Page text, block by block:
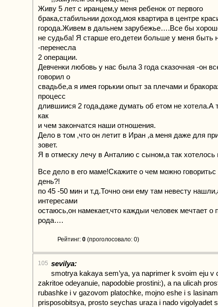
Живу 5 лет с иранцем,у меня ребенок от первого
брака,стабильнии доход,моя квартира в центре
города.Живем в дальнем зарубежье….Все бы
не судьба! Я старше его,детеи больше у меня быть
-перенесла
2 операции.
Девченки любовь у нас была 3 года сказочная -он
говорил о
свадьбе,а я имея горькии опыт за плечами и
процесс
длившиися 2 года,даже думать об етом не хотела.А
как
и чем закончатся наши отношения.
Дело в том ,что он летит в Иран ,а меня даже для
зовет.
Я в отмеску лечу в Анталию с сыном,а так
Все дело в его маме!Скажите о чем можно
день?!
по 45 -50 мин и т.д.Точно они ему там невесту
интересами
остаюсь,он намекает,что каждыи человек мечтает о
рода….
Рейтинг: 0 (проголосовало: 0)
105 sevilya:
smotrya kakaya sem’ya, ya naprimer k svoim eju v
zakritoe odeyanuie, napodobie prostini:), a na ulicah
rubashke i v gazovom platochke, mojno eshe i s
prisposobitsya, prosto seychas uraza i nado vigolyadet